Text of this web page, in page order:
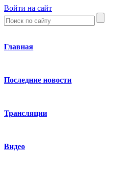
Войти на сайт
Главная
Последние новости
Трансляции
Видео